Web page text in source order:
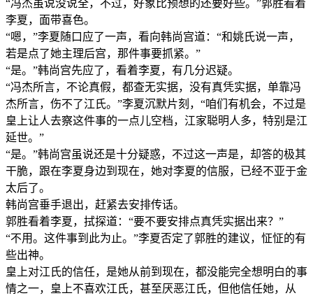
“冯杰虽说没说全，不过，好象比预想的还要好些。”郭胜看着
李夏，面带喜色。
“嗯，”李夏随口应了一声，看向韩尚宫道：“和姚氏说一声，
若是点了她主理后宫，那件事要抓紧。”
“是。”韩尚宫先应了，看着李夏，有几分迟疑。
“冯杰所言，不论真假，都查无实据，没有真凭实据，单靠冯
杰所言，伤不了江氏。”李夏沉默片刻，“咱们有机会，不过是
皇上让人去察这件事的一点儿空档，江家聪明人多，特别是江
延世。”
“是。”韩尚宫虽说还是十分疑惑，不过这一声是，却答的极其
干脆，跟在李夏身边到现在，她对李夏的信服，已经不亚于金
太后了。
韩尚宫垂手退出，赶紧去安排传话。
郭胜看着李夏，拭探道：“要不要安排点真凭实据出来？”
“不用。这件事到此为止。”李夏否定了郭胜的建议，怔怔的有
些出神。
皇上对江氏的信任，是她从前到现在，都没能完全想明白的事
情之一，皇上不喜欢江氏，甚至厌恶江氏，但他信任她，从